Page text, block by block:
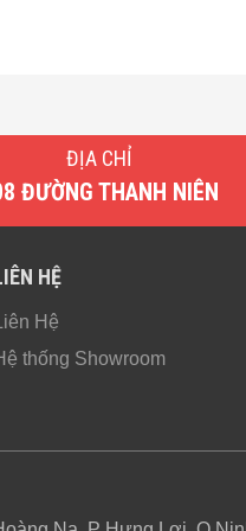
ĐỊA CHỈ
ĐƯỜNG THANH NIÊN
HỆ
Liên Hệ
thống Showroom